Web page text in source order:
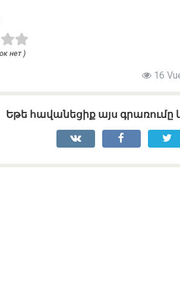
нет )
16
Եթե հավանեցիք այս գրառումը